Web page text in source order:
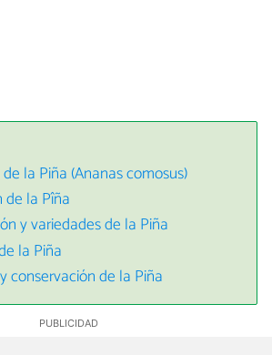
la Piña (Ananas comosus)
de la Pîña
y variedades de la Piña
la Piña
conservación de la Piña